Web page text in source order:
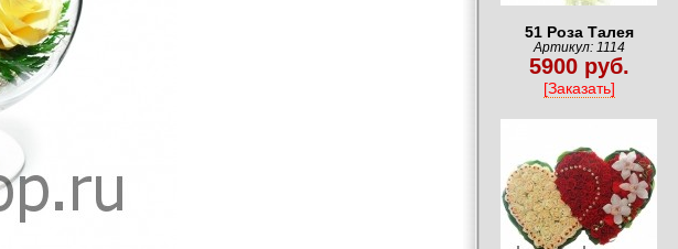
51 Роза Талея
Артикул: 1114
5900 руб.
[Заказать]